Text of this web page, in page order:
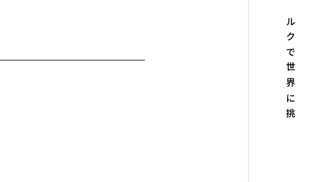
シルクで世界に挑む